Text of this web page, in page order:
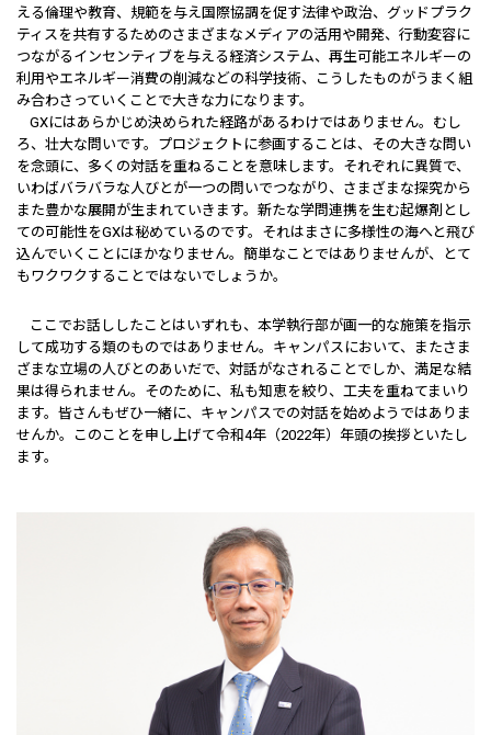
える倫理や教育、規範を与え国際協調を促す法律や政治、グッドプラク
ティスを共有するためのさまざまなメディアの活用や開発、行動変容に
つながるインセンティブを与える経済システム、再生可能エネルギーの
利用やエネルギー消費の削減などの科学技術、こうしたものがうまく組
み合わさっていくことで大きな力になります。
GXにはあらかじめ決められた経路があるわけではありません。むし
ろ、壮大な問いです。プロジェクトに参画することは、その大きな問い
を念頭に、多くの対話を重ねることを意味します。それぞれに異質で、
いわばバラバラな人びとが一つの問いでつながり、さまざまな探究から
また豊かな展開が生まれていきます。新たな学問連携を生む起爆剤とし
ての可能性をGXは秘めているのです。それはまさに多様性の海へと飛び
込んでいくことにほかなりません。簡単なことではありませんが、とて
もワクワクすることではないでしょうか。
ここでお話ししたことはいずれも、本学執行部が画一的な施策を指示
して成功する類のものではありません。キャンパスにおいて、またさま
ざまな立場の人びとのあいだで、対話がなされることでしか、満足な結
果は得られません。そのために、私も知恵を絞り、工夫を重ねてまいり
ます。皆さんもぜひ一緒に、キャンパスでの対話を始めようではありま
せんか。このことを申し上げて令和4年（2022年）年頭の挨拶といたし
ます。